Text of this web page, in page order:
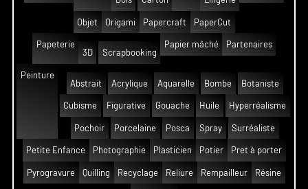
Objet Origami Papercraft PaperCut
Papeterie
3D
Scrapbooking
Papier mâché Partenaires
Peinture
Abstrait
Acrylique Aquarelle Bombe Botaniste
Cubisme Figurative Gouache Huile Hyperréalisme
Pochoir Porcelaine Posca Spray Surréaliste
Petite Enfance Photographie Plasticien Potier Pret à porter
Pyrogravure Quilling Recyclage Reliure Rempailleur Résine